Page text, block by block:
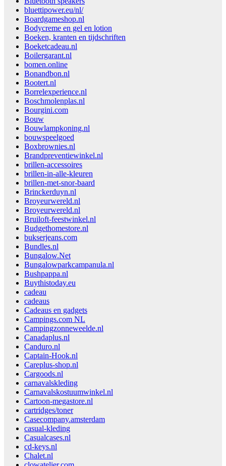
bluettipower.eu/nl/
Boardgameshop.nl
Bodycreme en gel en lotion
Boeken, kranten en tijdschriften
Boeketcadeau.nl
Boilergarant.nl
bomen.online
Bonandbon.nl
Bootert.nl
Borrelexperience.nl
Boschmolenplas.nl
Bourgini.com
Bouw
Bouwlampkoning.nl
bouwspeelgoed
Boxbrownies.nl
Brandpreventiewinkel.nl
brillen-accessoires
brillen-in-alle-kleuren
brillen-met-snor-baard
Brinckerduyn.nl
Broyeurwereld.nl
Broyeurwereld.nl
Bruiloft-feestwinkel.nl
Budgethomestore.nl
bukserjeans.com
Bundles.nl
Bungalow.Net
Bungalowparkcampanula.nl
Bushpappa.nl
Buythistoday.eu
cadeau
cadeaus
Cadeaus en gadgets
Campings.com NL
Campingzonneweelde.nl
Canadaplus.nl
Canduro.nl
Captain-Hook.nl
Careplus-shop.nl
Cargoods.nl
carnavalskleding
Carnavalskostuumwinkel.nl
Cartoon-megastore.nl
cartridges/toner
Casecompany.amsterdam
casual-kleding
Casualcases.nl
cd-keys.nl
Chalet.nl